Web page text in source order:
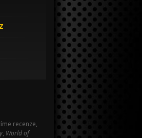
Z
recenze,
, World of